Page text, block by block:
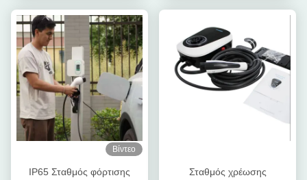
RFID/WiFi/Bluetooth
Σύνδεση Διατίθεται σε λευκό
και μαύρο
Βίντεο
IP65 Σταθμός φόρτισης
Σταθμός χρέωσης